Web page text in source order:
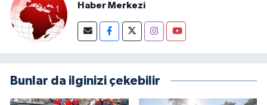
Haber Merkezi
Bunlar da ilginizi çekebilir